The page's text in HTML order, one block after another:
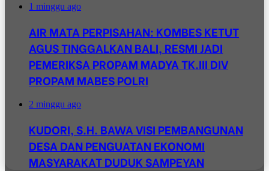
1 minggu ago
AIR MATA PERPISAHAN: KOMBES KETUT
AGUS TINGGALKAN BALI, RESMI JADI
PEMERIKSA PROPAM MADYA TK.III DIV
PROPAM MABES POLRI
2 minggu ago
KUDORI, S.H. BAWA VISI PEMBANGUNAN
DESA DAN PENGUATAN EKONOMI
MASYARAKAT DUDUK SAMPEYAN